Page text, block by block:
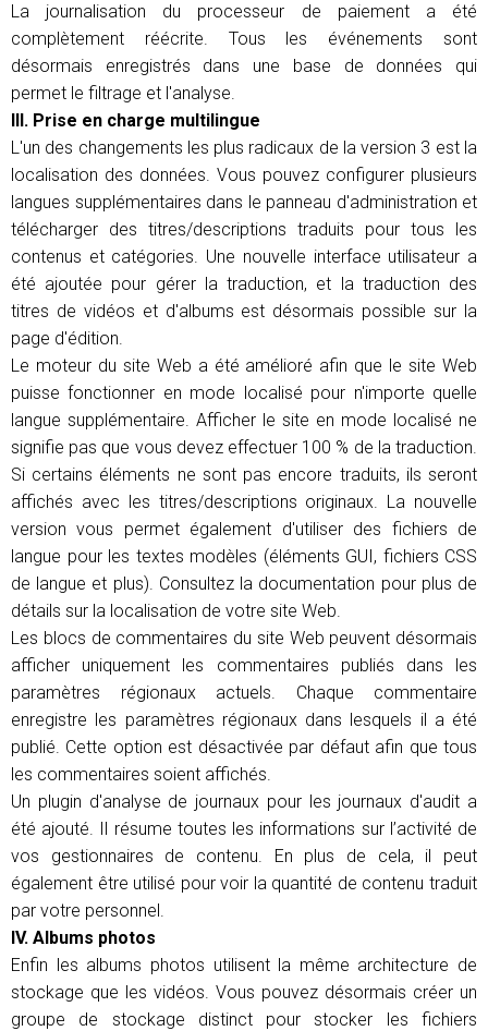
La journalisation du processeur de paiement a été
complètement réécrite. Tous les événements sont
désormais enregistrés dans une base de données qui
permet le filtrage et l'analyse.
III. Prise en charge multilingue
L'un des changements les plus radicaux de la version 3 est la
localisation des données. Vous pouvez configurer plusieurs
langues supplémentaires dans le panneau d'administration et
télécharger des titres/descriptions traduits pour tous les
contenus et catégories. Une nouvelle interface utilisateur a
été ajoutée pour gérer la traduction, et la traduction des
titres de vidéos et d'albums est désormais possible sur la
page d'édition.
Le moteur du site Web a été amélioré afin que le site Web
puisse fonctionner en mode localisé pour n'importe quelle
langue supplémentaire. Afficher le site en mode localisé ne
signifie pas que vous devez effectuer 100 % de la traduction.
Si certains éléments ne sont pas encore traduits, ils seront
affichés avec les titres/descriptions originaux. La nouvelle
version vous permet également d'utiliser des fichiers de
langue pour les textes modèles (éléments GUI, fichiers CSS
de langue et plus). Consultez la documentation pour plus de
détails sur la localisation de votre site Web.
Les blocs de commentaires du site Web peuvent désormais
afficher uniquement les commentaires publiés dans les
paramètres régionaux actuels. Chaque commentaire
enregistre les paramètres régionaux dans lesquels il a été
publié. Cette option est désactivée par défaut afin que tous
les commentaires soient affichés.
Un plugin d'analyse de journaux pour les journaux d'audit a
été ajouté. Il résume toutes les informations sur l’activité de
vos gestionnaires de contenu. En plus de cela, il peut
également être utilisé pour voir la quantité de contenu traduit
par votre personnel.
IV. Albums photos
Enfin les albums photos utilisent la même architecture de
stockage que les vidéos. Vous pouvez désormais créer un
groupe de stockage distinct pour stocker les fichiers